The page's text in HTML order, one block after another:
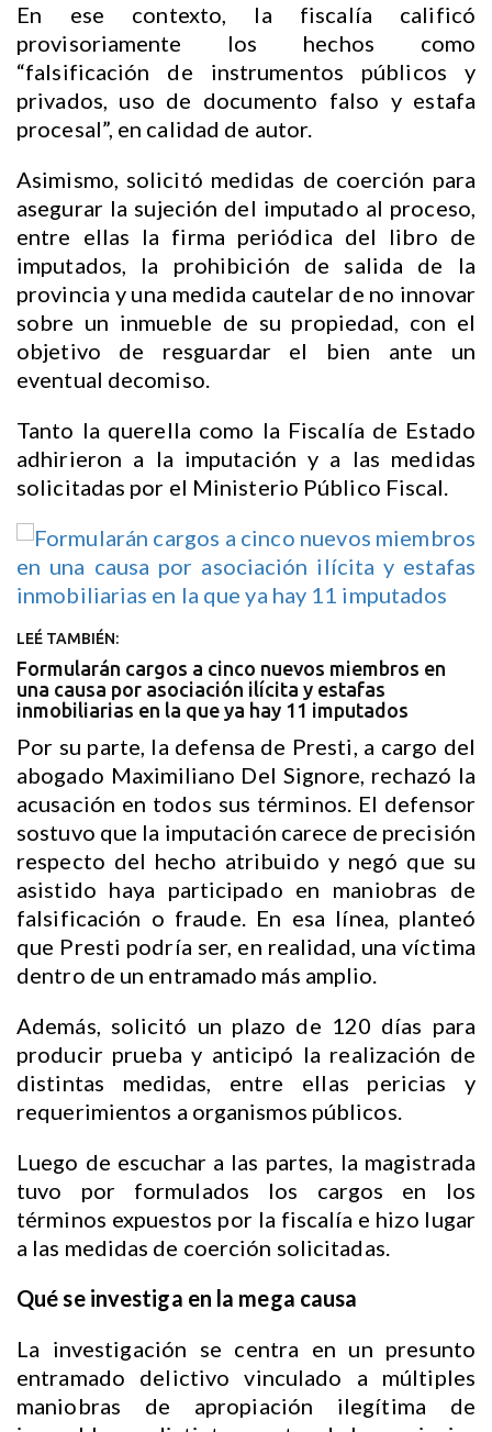
En ese contexto, la fiscalía calificó
provisoriamente los hechos como
“falsificación de instrumentos públicos y
privados, uso de documento falso y estafa
procesal”, en calidad de autor.
Asimismo, solicitó medidas de coerción para
asegurar la sujeción del imputado al proceso,
entre ellas la firma periódica del libro de
imputados, la prohibición de salida de la
provincia y una medida cautelar de no innovar
sobre un inmueble de su propiedad, con el
objetivo de resguardar el bien ante un
eventual decomiso.
Tanto la querella como la Fiscalía de Estado
adhirieron a la imputación y a las medidas
solicitadas por el Ministerio Público Fiscal.
LEÉ TAMBIÉN:
Formularán cargos a cinco nuevos miembros en
una causa por asociación ilícita y estafas
inmobiliarias en la que ya hay 11 imputados
Por su parte, la defensa de Presti, a cargo del
abogado Maximiliano Del Signore, rechazó la
acusación en todos sus términos. El defensor
sostuvo que la imputación carece de precisión
respecto del hecho atribuido y negó que su
asistido haya participado en maniobras de
falsificación o fraude. En esa línea, planteó
que Presti podría ser, en realidad, una víctima
dentro de un entramado más amplio.
Además, solicitó un plazo de 120 días para
producir prueba y anticipó la realización de
distintas medidas, entre ellas pericias y
requerimientos a organismos públicos.
Luego de escuchar a las partes, la magistrada
tuvo por formulados los cargos en los
términos expuestos por la fiscalía e hizo lugar
a las medidas de coerción solicitadas.
Qué se investiga en la mega causa
La investigación se centra en un presunto
entramado delictivo vinculado a múltiples
maniobras de apropiación ilegítima de